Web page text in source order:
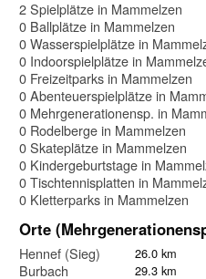
2 Spielplätze in Mammelzen
0 Ballplätze in Mammelzen
0 Wasserspielplätze in
0 Indoorspielplätze in
0 Freizeitparks in Mammelzen
0 Abenteuerspielplätze in
0 Mehrgenerationensp. in
0 Rodelberge in Mammelzen
0 Skateplätze in Mammelzen
0 Kindergeburtstage in
0 Tischtennisplatten in
0 Kletterparks in Mammelzen
Orte
Hennef (Sieg) 26.0 km
Burbach 29.3 km